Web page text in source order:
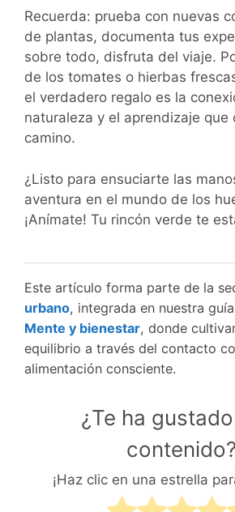
Recuerda: prueba con nuevas
de plantas, documenta tus
sobre todo, disfruta del viaje.
de los tomates o hierbas
el verdadero regalo es la
naturaleza y el aprendizaje que
camino.
¿Listo para ensuciarte las
aventura en el mundo de los
¡Anímate! Tu rincón verde te
Este artículo forma parte de la
urbano, integrada en nuestra
Mente y bienestar, donde
equilibrio a través del contacto
alimentación consciente.
¿Te ha
contenido?
¡Haz clic en una estrella